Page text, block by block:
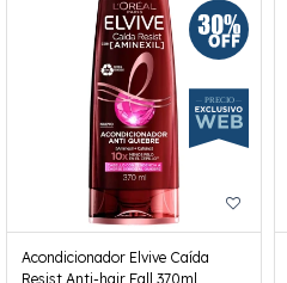
Acondicionador Elvive Caída
Resist Anti-hair Fall 370ml